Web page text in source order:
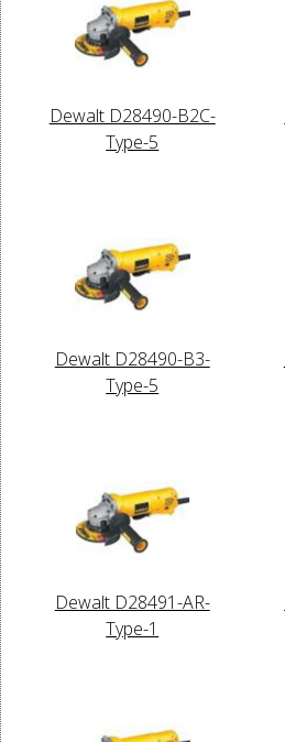
Dewalt D28490-B2C-
Type-5
Dewalt D28490-B3-
Type-5
Dewalt D28491-AR-
Type-1